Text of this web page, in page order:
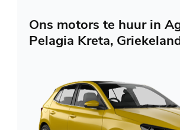
Ons motors te huur in
Pelagia Kreta,